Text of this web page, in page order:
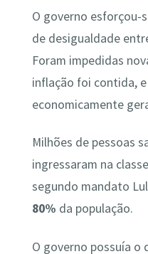
O governo esforçou-
de desigualdade
Foram impedidas
inflação foi contida,
economicamente
Milhões de pessoas
ingressaram na
segundo mandato
80% da população.
O governo possuía o